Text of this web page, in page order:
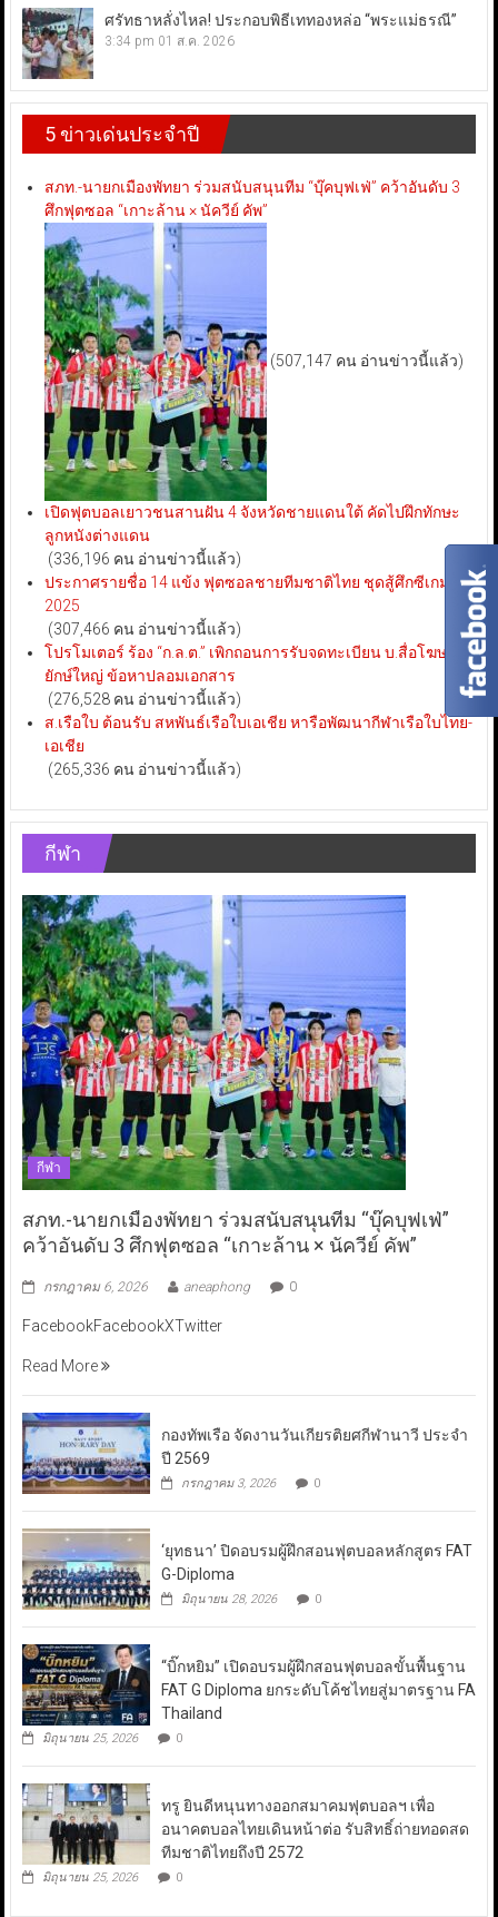
ศรัทธาหลั่งไหล! ประกอบพิธีเททองหล่อ “พระแม่ธรณี”
3:34 pm 01 ส.ค. 2026
5 ข่าวเด่นประจำปี
สภท.-นายกเมืองพัทยา ร่วมสนับสนุนทีม “บุ๊คบุฟเฟ่” คว้าอันดับ 3
ศึกฟุตซอล “เกาะล้าน × นัควีย์ คัพ”
(507,147 คน อ่านข่าวนี้แล้ว)
เปิดฟุตบอลเยาวชนสานฝัน 4 จังหวัดชายแดนใต้ คัดไปฝึกทักษะ
ลูกหนังต่างแดน
(336,196 คน อ่านข่าวนี้แล้ว)
ประกาศรายชื่อ 14 แข้ง ฟุตซอลชายทีมชาติไทย ชุดสู้ศึกซีเกมส์
2025
(307,466 คน อ่านข่าวนี้แล้ว)
โปรโมเตอร์ ร้อง “ก.ล.ต.” เพิกถอนการรับจดทะเบียน บ.สื่อโฆษณา
ยักษ์ใหญ่ ข้อหาปลอมเอกสาร
(276,528 คน อ่านข่าวนี้แล้ว)
ส.เรือใบ ต้อนรับ สหพันธ์เรือใบเอเชีย หารือพัฒนากีฬาเรือใบไทย-
เอเชีย
(265,336 คน อ่านข่าวนี้แล้ว)
กีฬา
กีฬา
สภท.-นายกเมืองพัทยา ร่วมสนับสนุนทีม “บุ๊คบุฟเฟ่”
คว้าอันดับ 3 ศึกฟุตซอล “เกาะล้าน × นัควีย์ คัพ”
กรกฎาคม 6, 2026 aneaphong 0
FacebookFacebookXTwitter
Read More
กองทัพเรือ จัดงานวันเกียรติยศกีฬานาวี ประจำ
ปี 2569
กรกฎาคม 3, 2026 0
‘ยุทธนา’ ปิดอบรมผู้ฝึกสอนฟุตบอลหลักสูตร FAT
G-Diploma
มิถุนายน 28, 2026 0
“บิ๊กหยิม” เปิดอบรมผู้ฝึกสอนฟุตบอลขั้นพื้นฐาน
FAT G Diploma ยกระดับโค้ชไทยสู่มาตรฐาน FA
Thailand
มิถุนายน 25, 2026 0
ทรู ยินดีหนุนทางออกสมาคมฟุตบอลฯ เพื่อ
อนาคตบอลไทยเดินหน้าต่อ รับสิทธิ์ถ่ายทอดสด
ทีมชาติไทยถึงปี 2572
มิถุนายน 25, 2026 0